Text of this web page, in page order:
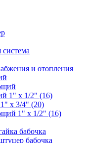
и отопления
1" х 1/2" (16)
х 3/4" (20)
1" х 1/2" (16)
бабочка
бабочка